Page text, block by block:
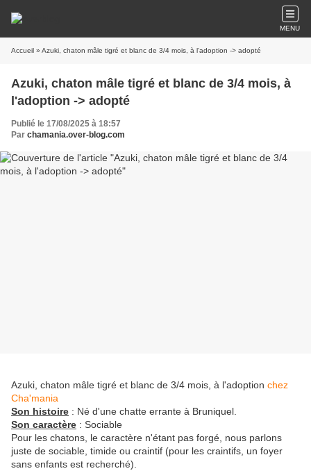
MENU
Accueil » Azuki, chaton mâle tigré et blanc de 3/4 mois, à l'adoption -> adopté
Azuki, chaton mâle tigré et blanc de 3/4 mois, à
l'adoption -> adopté
Publié le 17/08/2025 à 18:57
Par chamania.over-blog.com
Azuki, chaton mâle tigré et blanc de 3/4 mois, à l'adoption chez
Cha'mania
Son histoire : Né d'une chatte errante à Bruniquel.
Son caractère : Sociable
Pour les chatons, le caractère n'étant pas forgé, nous parlons
juste de sociable, timide ou craintif (pour les craintifs, un foyer
sans enfants est recherché).